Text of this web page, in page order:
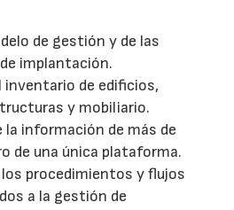
de gestión y de las
implantación.
inventario de edificios,
y mobiliario.
información de más de
de una única plataforma.
procedimientos y flujos
a la gestión de